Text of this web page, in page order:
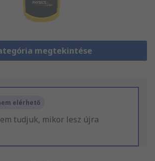
megtekintése
elérhető
tudjuk, mikor lesz újra